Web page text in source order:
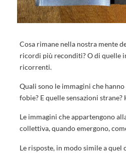
Cosa rimane nella nostra mente
ricordi più reconditi? O di quelle
ricorrenti.
Quali sono le immagini che
fobie? E quelle sensazioni strane?
Le immagini che appartengono
collettiva, quando emergono,
Le risposte, in modo simile a quel